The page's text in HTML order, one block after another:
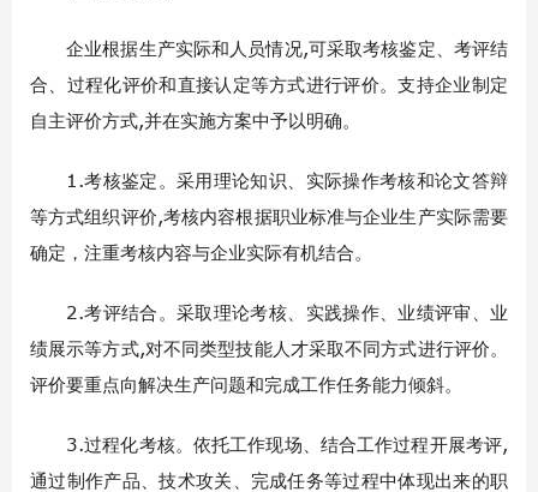
企业根据生产实际和人员情况,可采取考核鉴定、考评结
合、过程化评价和直接认定等方式进行评价。支持企业制定
自主评价方式,并在实施方案中予以明确。
1.考核鉴定。采用理论知识、实际操作考核和论文答辩
等方式组织评价,考核内容根据职业标准与企业生产实际需要
确定，注重考核内容与企业实际有机结合。
2.考评结合。采取理论考核、实践操作、业绩评审、业
绩展示等方式,对不同类型技能人才采取不同方式进行评价。
评价要重点向解决生产问题和完成工作任务能力倾斜。
3.过程化考核。依托工作现场、结合工作过程开展考评,
通过制作产品、技术攻关、完成任务等过程中体现出来的职